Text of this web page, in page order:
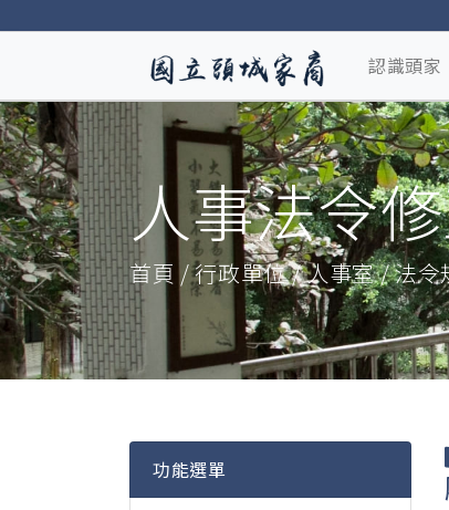
認識頭家
人事法令
首頁 / 行政單位 / 人事室 / 法令
功能選單